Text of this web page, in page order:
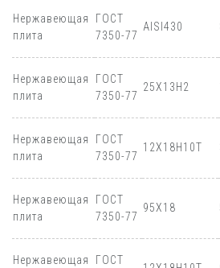
Нержавеющая
плита
ГОСТ
7350-77
AISI430
Нержавеющая
плита
ГОСТ
7350-77
25Х13Н2
Нержавеющая
плита
ГОСТ
7350-77
12Х18Н10Т
Нержавеющая
плита
ГОСТ
7350-77
95Х18
Нержавеющая
ГОСТ